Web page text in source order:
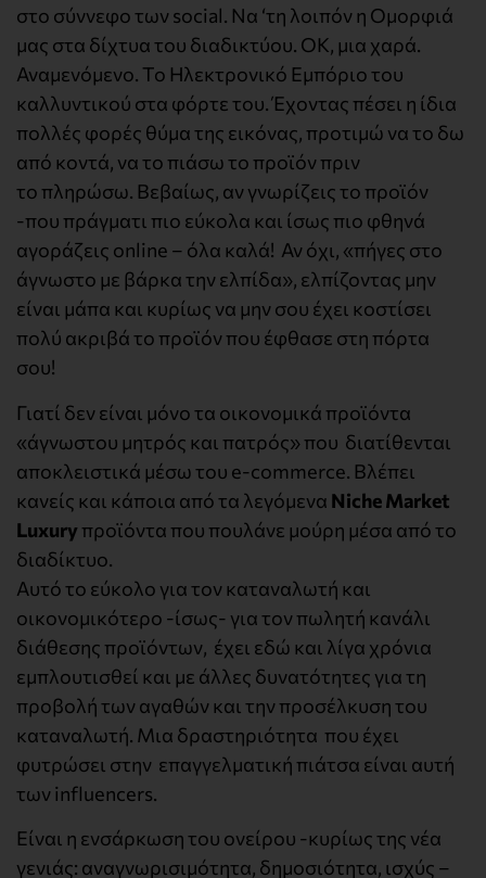
στο σύννεφο των social. Να ‘τη λοιπόν η Ομορφιά
μας στα δίχτυα του διαδικτύου. ΟΚ, μια χαρά.
Αναμενόμενο. Το Ηλεκτρονικό Εμπόριο του
καλλυντικού στα φόρτε του. Έχοντας πέσει η ίδια
πολλές φορές θύμα της εικόνας, προτιμώ να το δω
από κοντά, να το πιάσω το προϊόν πριν
το πληρώσω. Βεβαίως, αν γνωρίζεις το προϊόν
-που πράγματι πιο εύκολα και ίσως πιο φθηνά
αγοράζεις online – όλα καλά! Αν όχι, «πήγες στο
άγνωστο με βάρκα την ελπίδα», ελπίζοντας μην
είναι μάπα και κυρίως να μην σου έχει κοστίσει
πολύ ακριβά το προϊόν που έφθασε στη πόρτα
σου!
Γιατί δεν είναι μόνο τα οικονομικά προϊόντα
«άγνωστου μητρός και πατρός» που διατίθενται
αποκλειστικά μέσω του e-commerce. Βλέπει
κανείς και κάποια από τα λεγόμενα Niche Market
Luxury προϊόντα που πουλάνε μούρη μέσα από το
διαδίκτυο.
Αυτό το εύκολο για τον καταναλωτή και
οικονομικότερο -ίσως- για τον πωλητή κανάλι
διάθεσης προϊόντων, έχει εδώ και λίγα χρόνια
εμπλουτισθεί και με άλλες δυνατότητες για τη
προβολή των αγαθών και την προσέλκυση του
καταναλωτή. Μια δραστηριότητα που έχει
φυτρώσει στην επαγγελματική πιάτσα είναι αυτή
των influencers.
Είναι η ενσάρκωση του ονείρου -κυρίως της νέα
γενιάς: αναγνωρισιμότητα, δημοσιότητα, ισχύς –